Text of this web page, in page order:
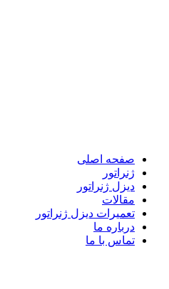
صفحه اصلی
ژنراتور
دیزل ژنراتور
مقالات
تعمیرات دیزل ژنراتور
درباره ما
تماس با ما